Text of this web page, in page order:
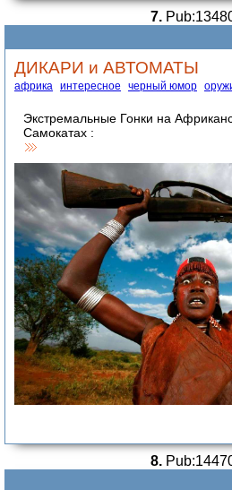
7.
ДИКАРИ и АВТОМАТЫ
африка интересное черный юмор
Экстремальные Гонки на
Самокатах :
8.